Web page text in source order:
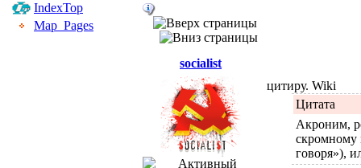
IndexTop
Map_Pages
socialist
цитиру. Wiki
Цитата
Акроним,
скромному
говоря»),